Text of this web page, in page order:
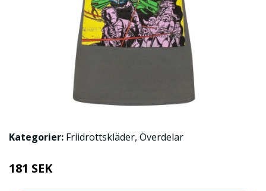
Kategorier: Friidrottskläder, Överdelar
181 SEK